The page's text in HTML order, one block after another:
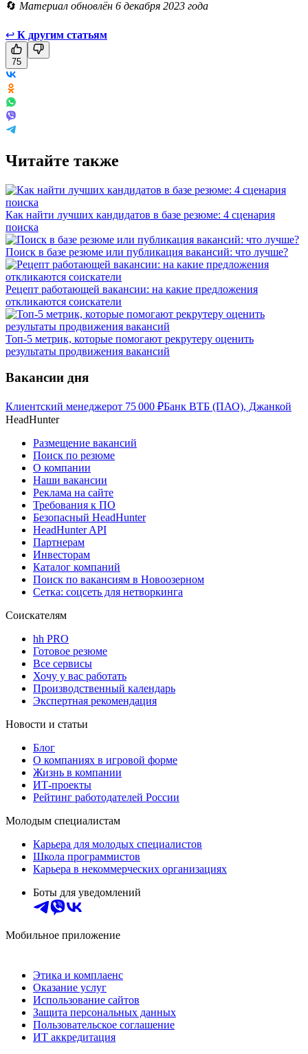
🔄 Материал обновлён 6 декабря 2023 года
↩ К другим статьям
75
Читайте также
Как найти лучших кандидатов в базе резюме: 4 сценария
поиска
Поиск в базе резюме или публикация вакансий: что лучше?
Рецепт работающей вакансии: на какие предложения
откликаются соискатели
Топ-5 метрик, которые помогают рекрутеру оценить
результаты продвижения вакансий
Вакансии дня
Клиентский менеджерот 75 000 ₽Банк ВТБ (ПАО), Джанкой
HeadHunter
Размещение вакансий
Поиск по резюме
О компании
Наши вакансии
Реклама на сайте
Требования к ПО
Безопасный HeadHunter
HeadHunter API
Партнерам
Инвесторам
Каталог компаний
Поиск по вакансиям в Новоозерном
Сетка: соцсеть для нетворкинга
Соискателям
hh PRO
Готовое резюме
Все сервисы
Хочу у вас работать
Производственный календарь
Экспертная рекомендация
Новости и статьи
Блог
О компаниях в игровой форме
Жизнь в компании
ИТ-проекты
Рейтинг работодателей России
Молодым специалистам
Карьера для молодых специалистов
Школа программистов
Карьера в некоммерческих организациях
Боты для уведомлений
Мобильное приложение
Этика и комплаенс
Оказание услуг
Использование сайтов
Защита персональных данных
Пользовательское соглашение
ИТ аккредитация